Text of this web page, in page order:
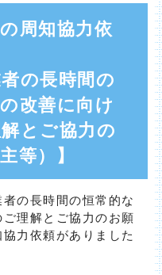
周知協力依
の長時間の
改善に向け
とご協力の
等）】
の長時間の恒常的な
理解とご協力のお願
力依頼がありました